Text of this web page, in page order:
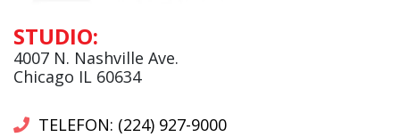
STUDIO:
4007 N. Nashville Ave.
Chicago IL 60634
TELEFON: (224) 927-9000